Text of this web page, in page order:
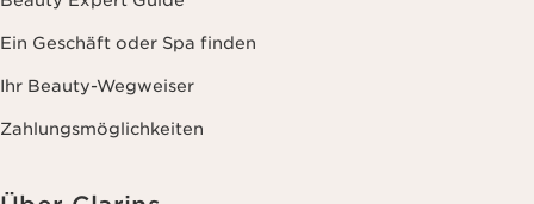
Ein Geschäft oder Spa finden
Ihr Beauty-Wegweiser
Zahlungsmöglichkeiten